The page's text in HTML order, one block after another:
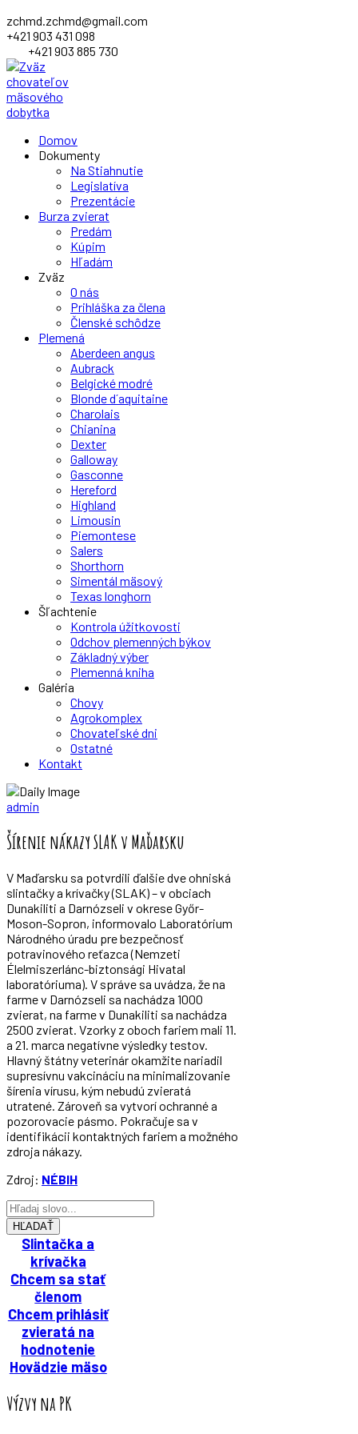
zchmd.zchmd@gmail.com
+421 903 431 098
+421 903 885 730
ProfileDomov
Dokumenty
Na Stiahnutie
Legislatíva
Prezentácie
Burza zvierat
Predám
Kúpim
Hľadám
Zväz
O nás
Prihláška za člena
Členské schôdze
Plemená
Aberdeen angus
Aubrack
Belgické modré
Blonde d´aquitaine
Charolais
Chianina
Dexter
Galloway
Gasconne
Hereford
Highland
Limousin
Piemontese
Salers
Shorthorn
Simentál mäsový
Texas longhorn
Šľachtenie
Kontrola úžitkovosti
Odchov plemenných býkov
Základný výber
Plemenná kniha
Galéria
Chovy
Agrokomplex
Chovateľské dni
Ostatné
Kontakt
admin
Šírenie nákazy SLAK v Maďarsku
V Maďarsku sa potvrdili ďalšie dve ohniská
slintačky a krívačky (SLAK) – v obciach
Dunakiliti a Darnózseli v okrese Győr-
Moson-Sopron, informovalo Laboratórium
Národného úradu pre bezpečnosť
potravinového reťazca (Nemzeti
Élelmiszerlánc-biztonsági Hivatal
laboratóriuma). V správe sa uvádza, že na
farme v Darnózseli sa nachádza 1000
zvierat, na farme v Dunakiliti sa nachádza
2500 zvierat. Vzorky z oboch fariem mali 11.
a 21. marca negatívne výsledky testov.
Hlavný štátny veterinár okamžite nariadil
supresívnu vakcináciu na minimalizovanie
šírenia vírusu, kým nebudú zvieratá
utratené. Zároveň sa vytvorí ochranné a
pozorovacie pásmo. Pokračuje sa v
identifikácii kontaktných fariem a možného
zdroja nákazy.
Zdroj: NÉBIH
HĽADAŤ
Slintačka a
krívačka
Chcem sa stať
členom
Chcem prihlásiť
zvieratá na
hodnotenie
Hovädzie mäso
Výzvy na PK